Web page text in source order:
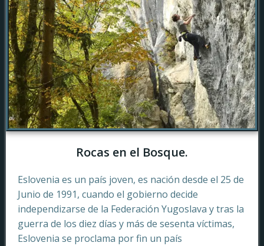
Rocas en el Bosque.
Eslovenia es un país joven, es nación desde el 25 de
Junio de 1991, cuando el gobierno decide
independizarse de la Federación Yugoslava y tras la
guerra de los diez días y más de sesenta víctimas,
Eslovenia se proclama por fin un país